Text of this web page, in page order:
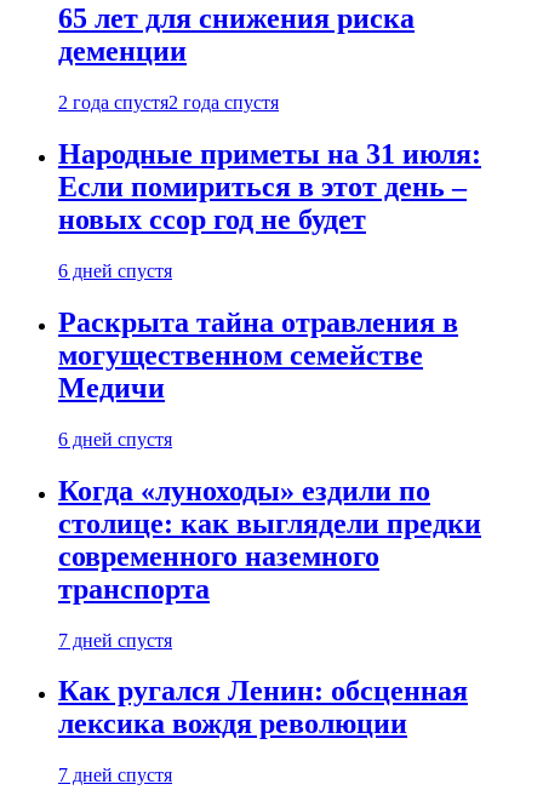
65 лет для снижения риска
деменции
2 года спустя2 года спустя
Народные приметы на 31 июля:
Если помириться в этот день –
новых ссор год не будет
6 дней спустя
Раскрыта тайна отравления в
могущественном семействе
Медичи
6 дней спустя
Когда «луноходы» ездили по
столице: как выглядели предки
современного наземного
транспорта
7 дней спустя
Как ругался Ленин: обсценная
лексика вождя революции
7 дней спустя